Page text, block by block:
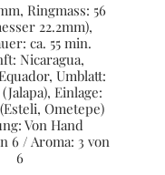
Ringmass: 56
22.2mm),
ca. 55 min.
Nicaragua,
Umblatt:
Einlage:
Ometepe)
Von Hand
6 / Aroma: 3 von
6